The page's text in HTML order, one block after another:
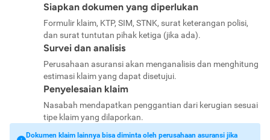
Siapkan dokumen yang diperlukan
Formulir klaim, KTP, SIM, STNK, surat keterangan polisi,
dan surat tuntutan pihak ketiga (jika ada).
Survei dan analisis
Perusahaan asuransi akan menganalisis dan menghitung
estimasi klaim yang dapat disetujui.
Penyelesaian klaim
Nasabah mendapatkan penggantian dari kerugian sesuai
tipe klaim yang dilaporkan.
Dokumen klaim lainnya bisa diminta oleh perusahaan asuransi jika